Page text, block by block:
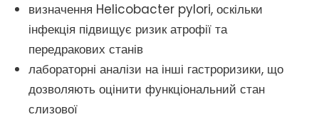
визначення Helicobacter pylori, оскільки
інфекція підвищує ризик атрофії та
передракових станів
лабораторні аналізи на інші гастроризики, що
дозволяють оцінити функціональний стан
слизової